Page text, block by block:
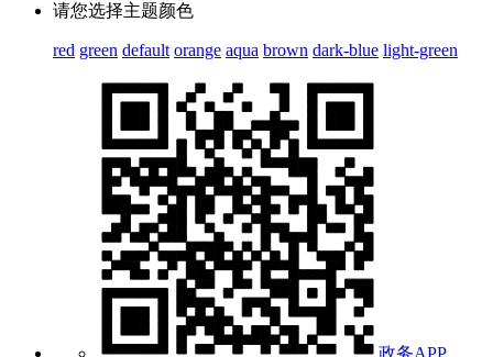
请您选择主题颜色
red green default orange aqua brown dark-blue light-green